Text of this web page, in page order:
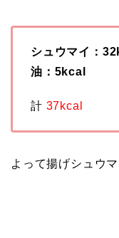
シュウマイ：
油：5kcal
計 37kcal
よって揚げシュウ